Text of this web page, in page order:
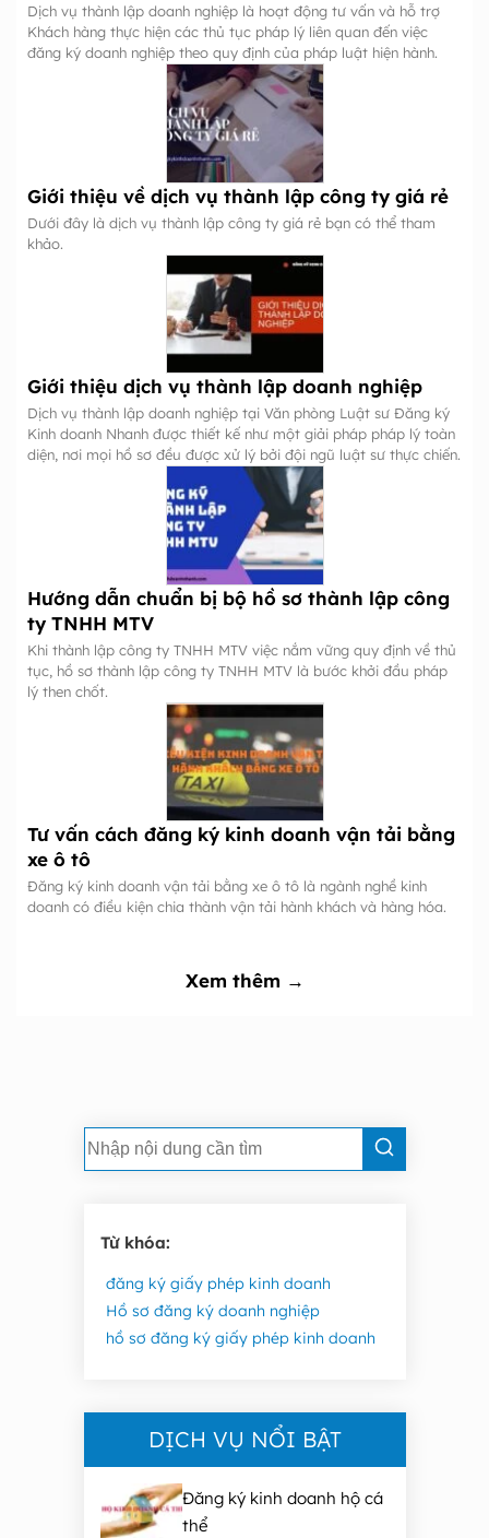
Dịch vụ thành lập doanh nghiệp là hoạt động tư vấn và hỗ trợ
Khách hàng thực hiện các thủ tục pháp lý liên quan đến việc
đăng ký doanh nghiệp theo quy định của pháp luật hiện hành.
Giới thiệu về dịch vụ thành lập công ty giá rẻ
Dưới đây là dịch vụ thành lập công ty giá rẻ bạn có thể tham
khảo.
Giới thiệu dịch vụ thành lập doanh nghiệp
Dịch vụ thành lập doanh nghiệp tại Văn phòng Luật sư Đăng ký
Kinh doanh Nhanh được thiết kế như một giải pháp pháp lý toàn
diện, nơi mọi hồ sơ đều được xử lý bởi đội ngũ luật sư thực chiến.
Hướng dẫn chuẩn bị bộ hồ sơ thành lập công
ty TNHH MTV
Khi thành lập công ty TNHH MTV việc nắm vững quy định về thủ
tục, hồ sơ thành lập công ty TNHH MTV là bước khởi đầu pháp
lý then chốt.
Tư vấn cách đăng ký kinh doanh vận tải bằng
xe ô tô
Đăng ký kinh doanh vận tải bằng xe ô tô là ngành nghề kinh
doanh có điều kiện chia thành vận tải hành khách và hàng hóa.
Xem thêm →
Từ khóa:
đăng ký giấy phép kinh doanh
Hồ sơ đăng ký doanh nghiệp
hồ sơ đăng ký giấy phép kinh doanh
DỊCH VỤ NỔI BẬT
Đăng ký kinh doanh hộ cá
thể